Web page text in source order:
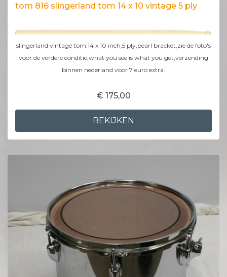
tom 816 slingerland tom 14 x 10 vintage 5 ply
slingerland vintage tom,14 x 10 inch,5 ply,pearl bracket,zie de foto's
voor de verdere conditie,what you see is what you get,verzending
binnen nederland voor 7 euro extra.
€ 175,00
BEKIJKEN